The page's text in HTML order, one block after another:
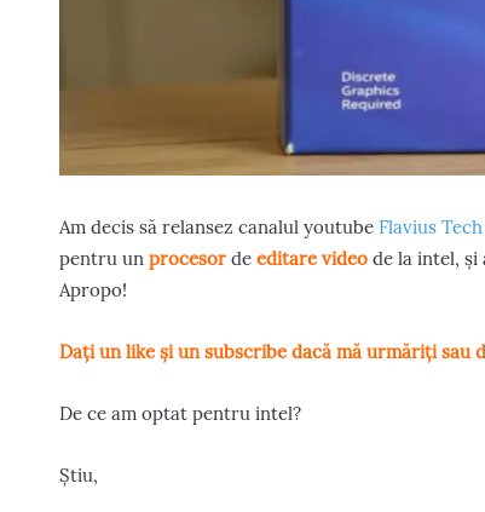
Am decis să relansez canalul youtube Flavius Tech
pentru un procesorde editare videode la intel, și
Apropo!
Dați un like și un subscribe dacă mă urmăriți sau
De ce am optat pentru intel?
Știu,